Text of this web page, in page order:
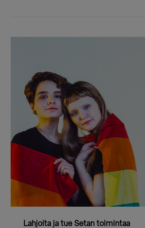
Lahjoita ja tue Setan toimintaa